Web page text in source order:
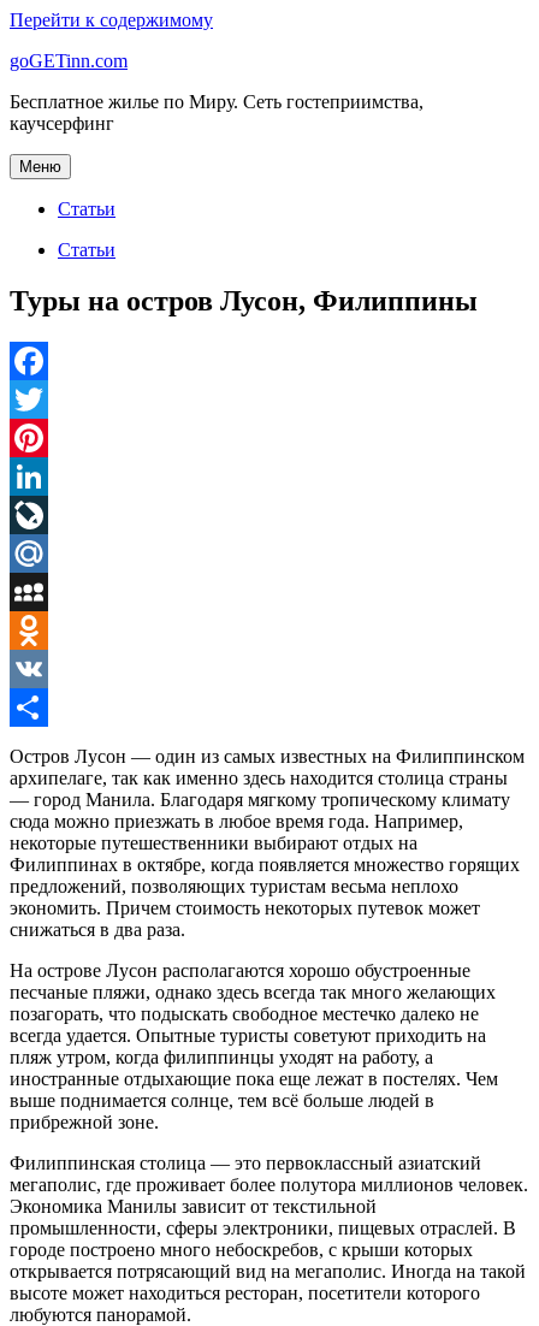
Перейти к содержимому
goGETinn.com
Бесплатное жилье по Миру. Сеть гостеприимства,
каучсерфинг
Меню
Статьи
Статьи
Туры на остров Лусон, Филиппины
Facebook
Twitter
Pinterest
LinkedIn
LiveJournal
Mail.Ru
MySpace
Odnoklassniki
VK
Отправить
Остров Лусон — один из самых известных на Филиппинском
архипелаге, так как именно здесь находится столица страны
— город Манила. Благодаря мягкому тропическому климату
сюда можно приезжать в любое время года. Например,
некоторые путешественники выбирают отдых на
Филиппинах в октябре, когда появляется множество горящих
предложений, позволяющих туристам весьма неплохо
экономить. Причем стоимость некоторых путевок может
снижаться в два раза.
На острове Лусон располагаются хорошо обустроенные
песчаные пляжи, однако здесь всегда так много желающих
позагорать, что подыскать свободное местечко далеко не
всегда удается. Опытные туристы советуют приходить на
пляж утром, когда филиппинцы уходят на работу, а
иностранные отдыхающие пока еще лежат в постелях. Чем
выше поднимается солнце, тем всё больше людей в
прибрежной зоне.
Филиппинская столица — это первоклассный азиатский
мегаполис, где проживает более полутора миллионов человек.
Экономика Манилы зависит от текстильной
промышленности, сферы электроники, пищевых отраслей. В
городе построено много небоскребов, с крыши которых
открывается потрясающий вид на мегаполис. Иногда на такой
высоте может находиться ресторан, посетители которого
любуются панорамой.